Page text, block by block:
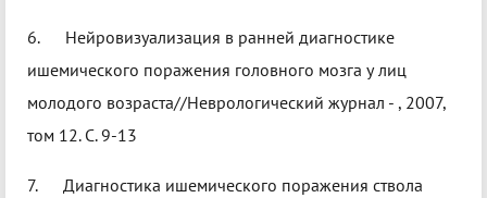
6. Нейровизуализация в ранней диагностике
ишемического поражения головного мозга у лиц
молодого возраста//Неврологический журнал - , 2007,
том 12. С. 9-13
7. Диагностика ишемического поражения ствола